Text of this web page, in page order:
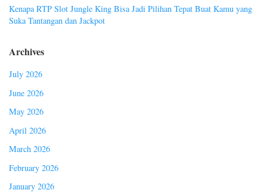
Kenapa RTP Slot Jungle King Bisa Jadi Pilihan Tepat Buat Kamu yang
Suka Tantangan dan Jackpot
Archives
July 2026
June 2026
May 2026
April 2026
March 2026
February 2026
January 2026